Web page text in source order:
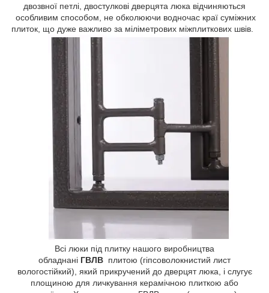
двозвної петлі, двостулкові дверцята люка відчиняються
особливим способом, не обколюючи водночас краї суміжних
плиток, що дуже важливо за міліметрових міжплиткових швів.
Всі люки під плитку нашого виробництва
обладнані ГВЛВ плитою (гіпсоволокнистий лист
вологостійкий), який прикручений до дверцят люка, і слугує
площиною для личкування керамічною плиткою або